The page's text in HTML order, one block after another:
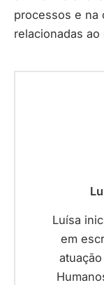
processos e na
relacionadas
Luísa
em